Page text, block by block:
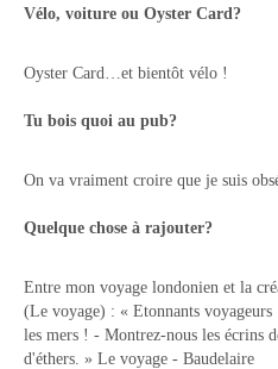
Vélo, voiture ou Oyster Card?
Oyster Card…et bientôt vélo !
Tu bois quoi au pub?
On va vraiment croire que je suis
Quelque chose à rajouter?
Entre mon voyage londonien et la
(Le voyage) : « Etonnants
les mers ! - Montrez-nous les écrins
d'éthers. » Le voyage - Baudelaire